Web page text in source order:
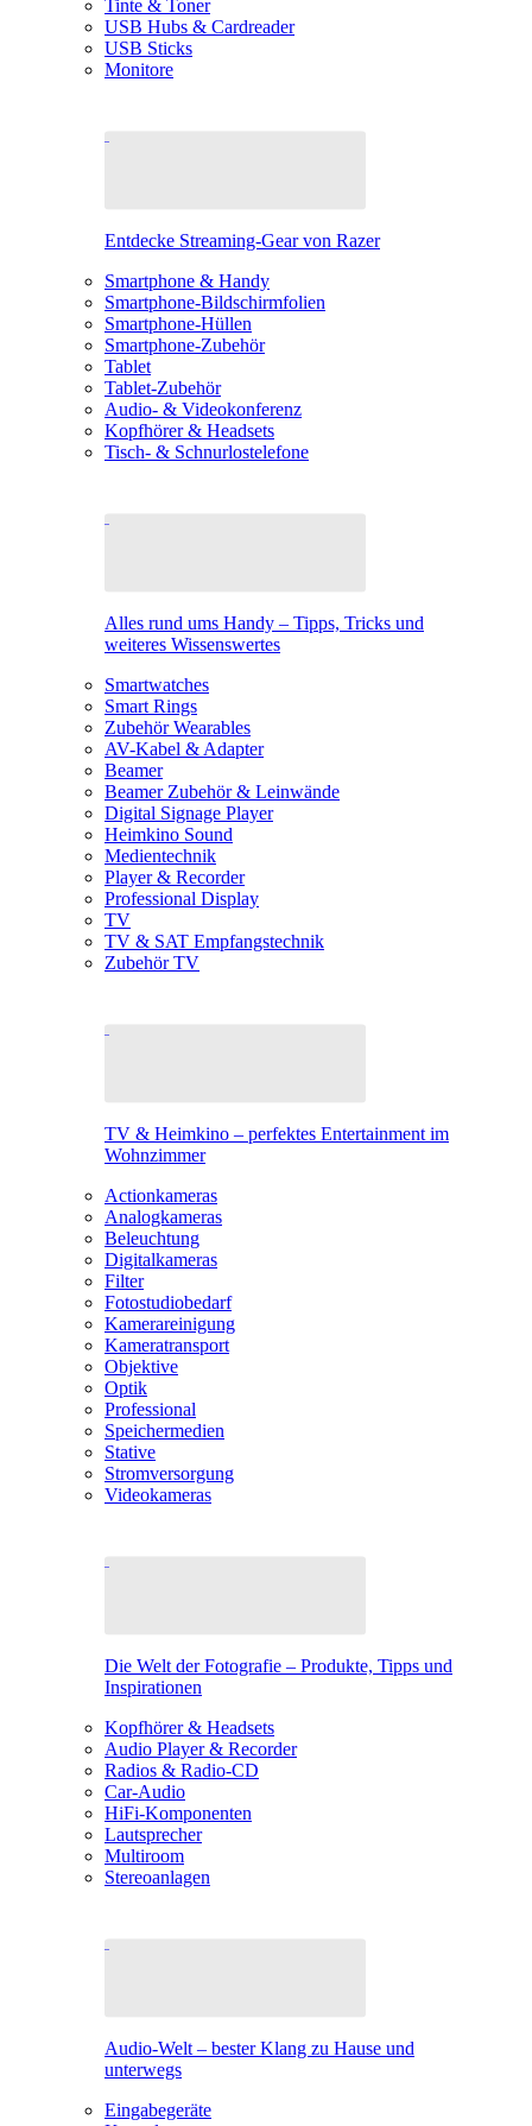
Tinte & Toner
USB Hubs & Cardreader
USB Sticks
Monitore
Entdecke Streaming-Gear von Razer
Smartphone & Handy
Smartphone-Bildschirmfolien
Smartphone-Hüllen
Smartphone-Zubehör
Tablet
Tablet-Zubehör
Audio- & Videokonferenz
Kopfhörer & Headsets
Tisch- & Schnurlostelefone
Alles rund ums Handy – Tipps, Tricks und
weiteres Wissenswertes
Smartwatches
Smart Rings
Zubehör Wearables
AV-Kabel & Adapter
Beamer
Beamer Zubehör & Leinwände
Digital Signage Player
Heimkino Sound
Medientechnik
Player & Recorder
Professional Display
TV
TV & SAT Empfangstechnik
Zubehör TV
TV & Heimkino – perfektes Entertainment im
Wohnzimmer
Actionkameras
Analogkameras
Beleuchtung
Digitalkameras
Filter
Fotostudiobedarf
Kamerareinigung
Kameratransport
Objektive
Optik
Professional
Speichermedien
Stative
Stromversorgung
Videokameras
Die Welt der Fotografie – Produkte, Tipps und
Inspirationen
Kopfhörer & Headsets
Audio Player & Recorder
Radios & Radio-CD
Car-Audio
HiFi-Komponenten
Lautsprecher
Multiroom
Stereoanlagen
Audio-Welt – bester Klang zu Hause und
unterwegs
Eingabegeräte